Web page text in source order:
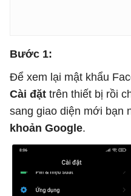
Bước 1:
Để xem lại mật khẩu
Cài đặt trên thiết bị rồi
sang giao diện mới bạn
khoản Google.